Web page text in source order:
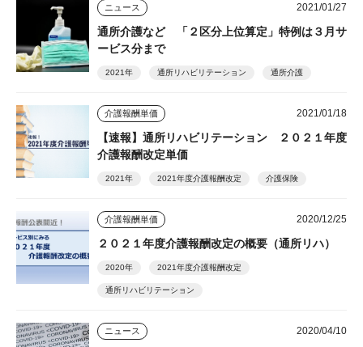
ニュース 2021/01/27
通所介護など 「２区分上位算定」特例は３月サ
ービス分まで
2021年 通所リハビリテーション 通所介護
介護報酬単価 2021/01/18
【速報】通所リハビリテーション ２０２１年度
介護報酬改定単価
2021年 2021年度介護報酬改定 介護保険
介護報酬単価 2020/12/25
２０２１年度介護報酬改定の概要（通所リハ）
2020年 2021年度介護報酬改定
通所リハビリテーション
ニュース 2020/04/10